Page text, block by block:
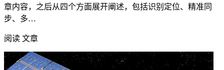
章内容，之后从四个方面展开阐述，包括识别定位、精准同
步、多…
阅读 文章